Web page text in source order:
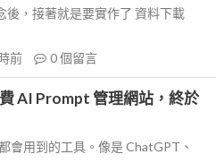
後，接著就是要實作了 資料下載
前 0個留言
AI Prompt 管理網站，終於
會用到的工具。像是 ChatGPT、